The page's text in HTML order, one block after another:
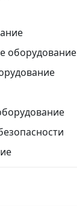
оборудование